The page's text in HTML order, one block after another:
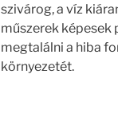
szivárog, a víz
műszerek képesek
megtalálni a hiba
környezetét.